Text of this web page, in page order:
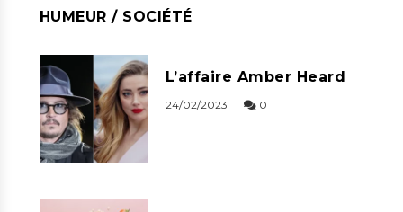
HUMEUR / SOCIÉTÉ
L’affaire Amber Heard
24/02/2023 0